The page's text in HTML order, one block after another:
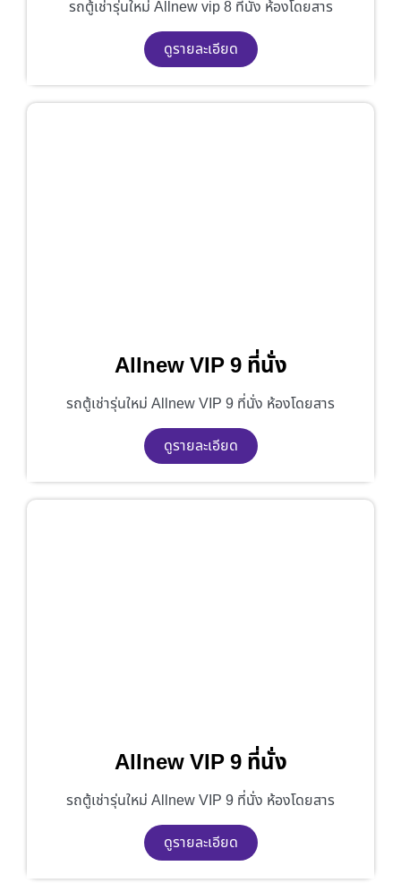
รถตู้เช่ารุ่นใหม่ Allnew vip 8 ที่นั่ง ห้องโดยสาร
ดูรายละเอียด
Allnew VIP 9 ที่นั่ง
รถตู้เช่ารุ่นใหม่ Allnew VIP 9 ที่นั่ง ห้องโดยสาร
ดูรายละเอียด
Allnew VIP 9 ที่นั่ง
รถตู้เช่ารุ่นใหม่ Allnew VIP 9 ที่นั่ง ห้องโดยสาร
ดูรายละเอียด